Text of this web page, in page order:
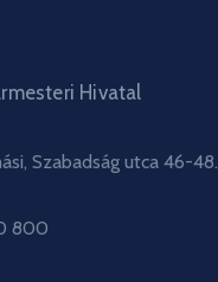
Hivatal
Szabadság utca 46-48.
800